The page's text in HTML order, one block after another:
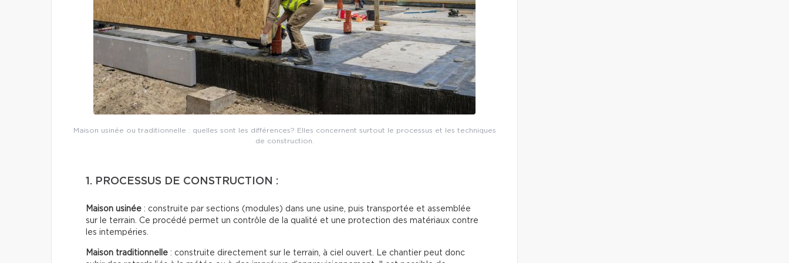
Maison usinée ou traditionnelle : quelles sont les différences? Elles concernent surtout le processus et les techniques
de construction.
1. PROCESSUS DE CONSTRUCTION :
Maison usinée : construite par sections (modules) dans une usine, puis transportée et assemblée
sur le terrain. Ce procédé permet un contrôle de la qualité et une protection des matériaux contre
les intempéries.
Maison traditionnelle : construite directement sur le terrain, à ciel ouvert. Le chantier peut donc